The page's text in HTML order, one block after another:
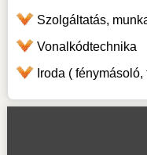
Szolgáltatás,
Vonalkódtechnika
Iroda (